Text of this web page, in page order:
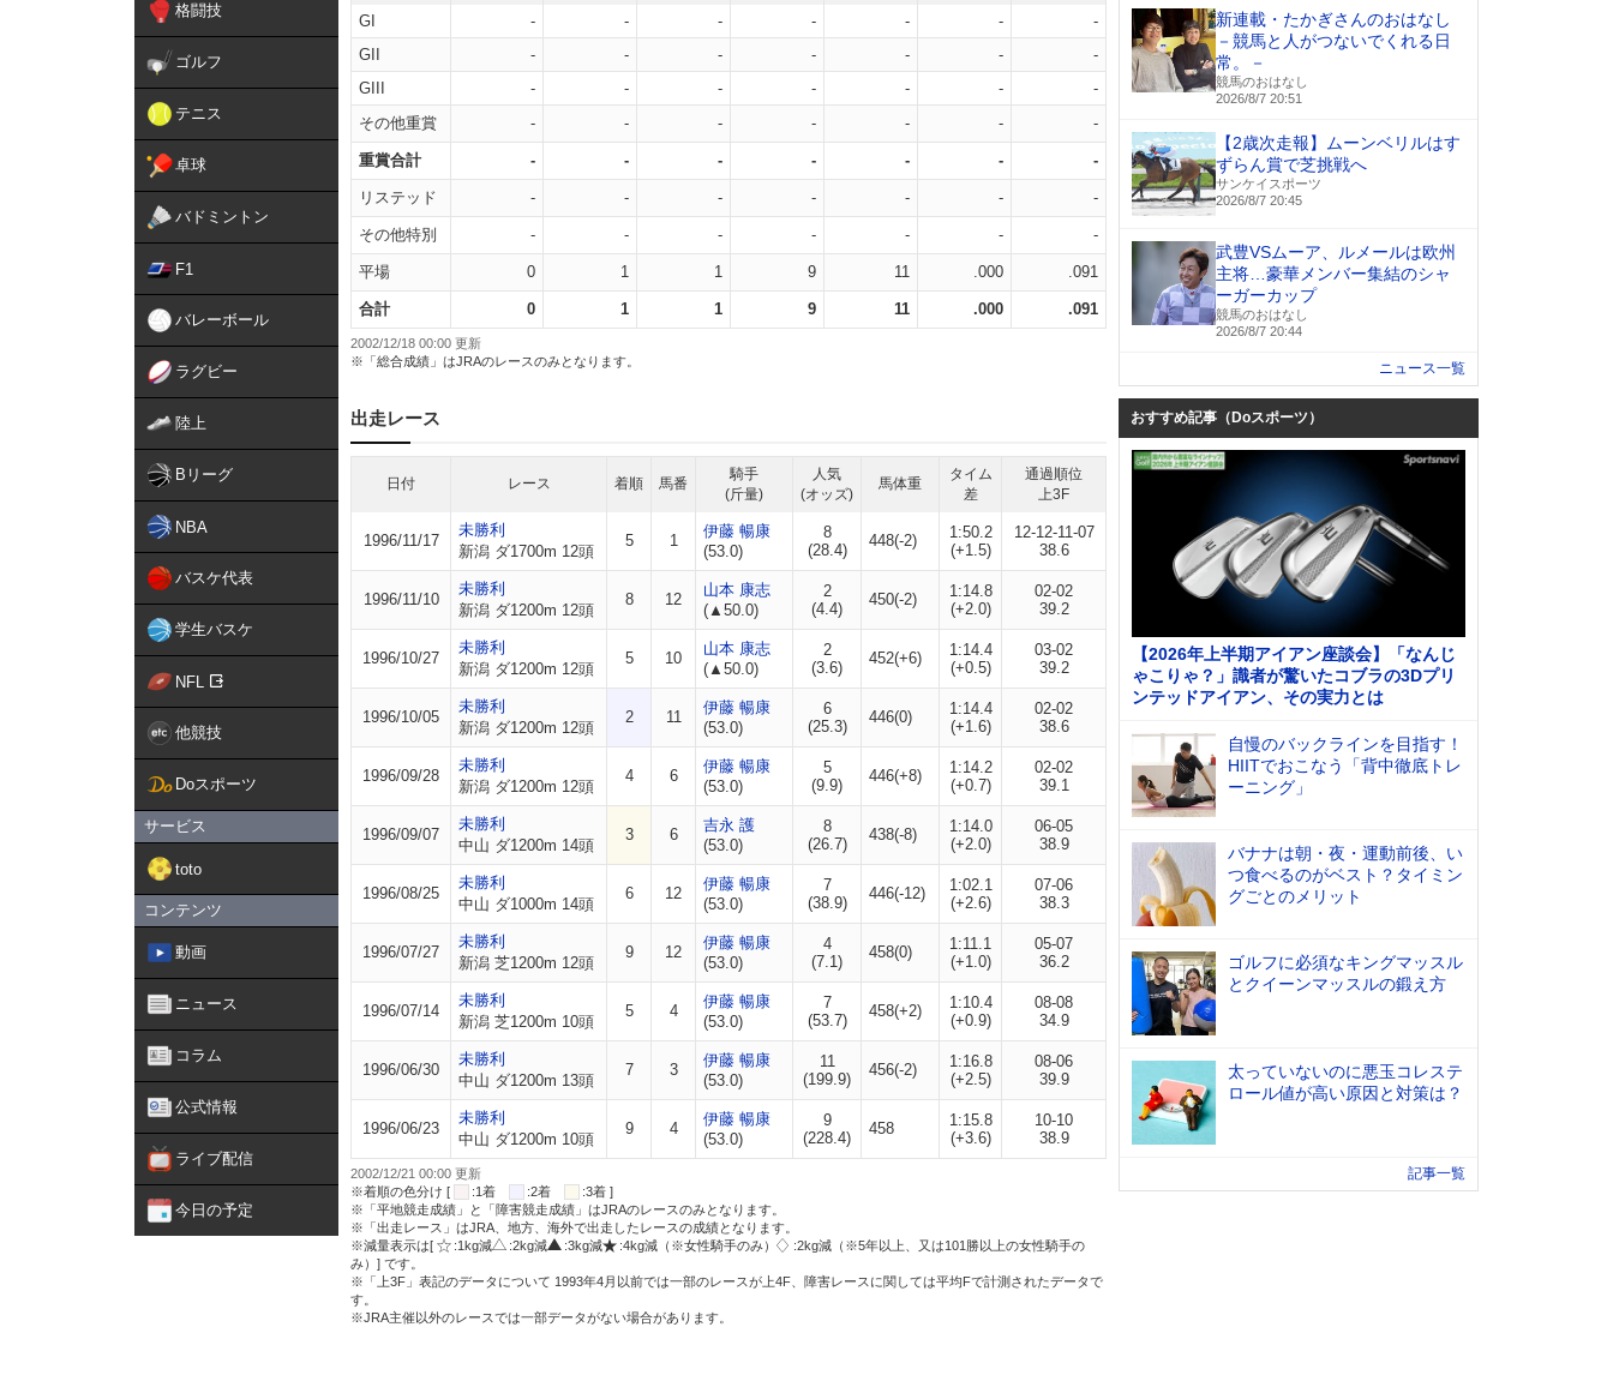
格闘技
ゴルフ
テニス
卓球
バドミントン
F1
バレーボール
ラグビー
陸上
Bリーグ
NBA
バスケ代表
学生バスケ
NFL
他競技
Doスポーツ
サービス
toto
コンテンツ
動画
ニュース
コラム
公式情報
ライブ配信
今日の予定
GI - - - - - -
-
GII
- - - - - -
-
GIII
- - - - - -
-
その他重賞
- - - - - - -
重賞合計 - - - - - - -
リステッド - - - - - - -
その他特別 - - - - - - -
平場 0 1 1 9 11 .000 .091
合計 0 1 1 9 11 .000 .091
2002/12/18 00:00 更新
※「総合成績」はJRAのレースのみとなります。
出走レース
日付 レース 着順 馬番
騎手
(斤量)
人気
(オッズ)
馬体重
タイム
差
通過順位
上3F
1996/11/17
未勝利
新潟 ダ1700m 12頭
5 1
伊藤 暢康
(53.0)
8
(28.4)
448(-2)
1:50.2
(+1.5)
12-12-11-07
38.6
1996/11/10
未勝利
新潟 ダ1200m 12頭
8 12
山本 康志
(▲50.0)
2
(4.4)
450(-2)
1:14.8
(+2.0)
02-02
39.2
1996/10/27
未勝利
新潟 ダ1200m 12頭
5 10
山本 康志
(▲50.0)
2
(3.6)
452(+6)
1:14.4
(+0.5)
03-02
39.2
1996/10/05
未勝利
新潟 ダ1200m 12頭
2 11
伊藤 暢康
(53.0)
6
(25.3)
446(0)
1:14.4
(+1.6)
02-02
38.6
1996/09/28
未勝利
新潟 ダ1200m 12頭
4 6
伊藤 暢康
(53.0)
5
(9.9)
446(+8)
1:14.2
(+0.7)
02-02
39.1
1996/09/07
未勝利
中山 ダ1200m 14頭
3 6
吉永 護
(53.0)
8
(26.7)
438(-8)
1:14.0
(+2.0)
06-05
38.9
1996/08/25
未勝利
中山 ダ1000m 14頭
6 12
伊藤 暢康
(53.0)
7
(38.9)
446(-12)
1:02.1
(+2.6)
07-06
38.3
1996/07/27
未勝利
新潟 芝1200m 12頭
9 12
伊藤 暢康
(53.0)
4
(7.1)
458(0)
1:11.1
(+1.0)
05-07
36.2
1996/07/14
未勝利
新潟 芝1200m 10頭
5 4
伊藤 暢康
(53.0)
7
(53.7)
458(+2)
1:10.4
(+0.9)
08-08
34.9
1996/06/30
未勝利
中山 ダ1200m 13頭
7 3
伊藤 暢康
(53.0)
11
(199.9)
456(-2)
1:16.8
(+2.5)
08-06
39.9
1996/06/23
未勝利
中山 ダ1200m 10頭
9 4
伊藤 暢康
(53.0)
9
(228.4)
458
1:15.8
(+3.6)
10-10
38.9
2002/12/21 00:00 更新
※着順の色分け [
:1着 :2着
:3着 ]
※「平地競走成績」と「障害競走成績」はJRAのレースのみとなります。
※「出走レース」はJRA、地方、海外で出走したレースの成績となります。
※減量表示は[
:1kg減 :2kg減 :3kg減 :4kg減（※女性騎手のみ）
:2kg減（※5年以上、又は101勝以上の女性騎手の
み）] です。
※「上3F」表記のデータについて 1993年4月以前では一部のレースが上4F、障害レースに関しては平均Fで計測されたデータで
す。
※JRA主催以外のレースでは一部データがない場合があります。
新連載・たかぎさんのおはなし
－競馬と人がつないでくれる日
常。－
競馬のおはなし
2026/8/7 20:51
【2歳次走報】ムーンベリルはす
ずらん賞で芝挑戦へ
サンケイスポーツ
2026/8/7 20:45
武豊VSムーア、ルメールは欧州
主将…豪華メンバー集結のシャ
ーガーカップ
競馬のおはなし
2026/8/7 20:44
ニュース一覧
おすすめ記事（Doスポーツ）
【2026年上半期アイアン座談会】「なんじ
ゃこりゃ？」識者が驚いたコブラの3Dプリ
ンテッドアイアン、その実力とは
自慢のバックラインを目指す！
HIITでおこなう「背中徹底トレ
ーニング」
バナナは朝・夜・運動前後、い
つ食べるのがベスト？タイミン
グごとのメリット
ゴルフに必須なキングマッスル
とクイーンマッスルの鍛え方
太っていないのに悪玉コレステ
ロール値が高い原因と対策は？
記事一覧